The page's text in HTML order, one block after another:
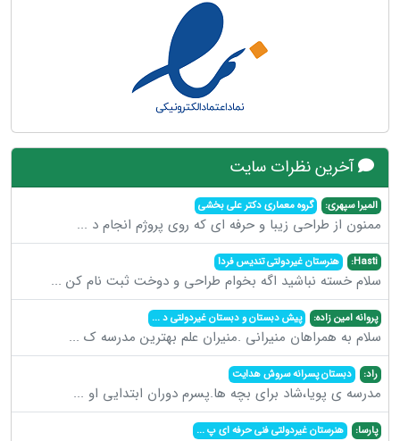
آخرین نظرات سایت
المیرا سپهری: گروه معماری دکتر علی بخشی
ممنون از طراحی زیبا و حرفه ای که روی پروژم انجام د ...
Hasti: هنرستان غیردولتی تندیس فردا
سلام خسته نباشید اگه بخوام طراحی و دوخت ثبت نام کن ...
پروانه امین زاده: پیش دبستان و دبستان غیردولتی د...
سلام به همراهان منیرانی .منیران علم بهترین مدرسه ک ...
راد: دبستان پسرانه سروش هدایت
مدرسه ی پویا،شاد برای بچه ها.پسرم دوران ابتدایی او ...
پارسا: هنرستان غیردولتی فنی حرفه ای پ...